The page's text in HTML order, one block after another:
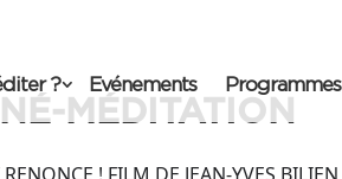
? Evénements Programmes
MÉDITATION